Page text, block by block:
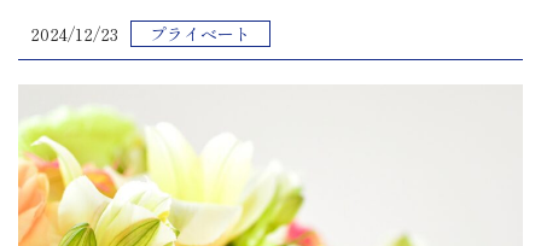
2024/12/23 プライベート